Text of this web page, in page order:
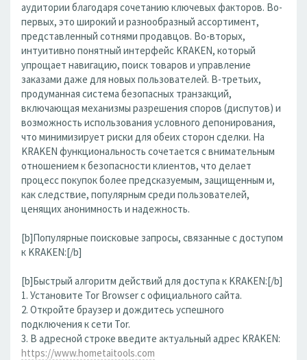
аудитории благодаря сочетанию ключевых факторов. Во-
первых, это широкий и разнообразный ассортимент,
представленный сотнями продавцов. Во-вторых,
интуитивно понятный интерфейс KRAKEN, который
упрощает навигацию, поиск товаров и управление
заказами даже для новых пользователей. В-третьих,
продуманная система безопасных транзакций,
включающая механизмы разрешения споров (диспутов) и
возможность использования условного депонирования,
что минимизирует риски для обеих сторон сделки. На
KRAKEN функциональность сочетается с внимательным
отношением к безопасности клиентов, что делает
процесс покупок более предсказуемым, защищенным и,
как следствие, популярным среди пользователей,
ценящих анонимность и надежность.
[b]Популярные поисковые запросы, связанные с доступом
к KRAKEN:[/b]
[b]Быстрый алгоритм действий для доступа к KRAKEN:[/b]
1. Установите Tor Browser с официального сайта.
2. Откройте браузер и дождитесь успешного
подключения к сети Tor.
3. В адресной строке введите актуальный адрес KRAKEN:
https://www.hometaitools.com